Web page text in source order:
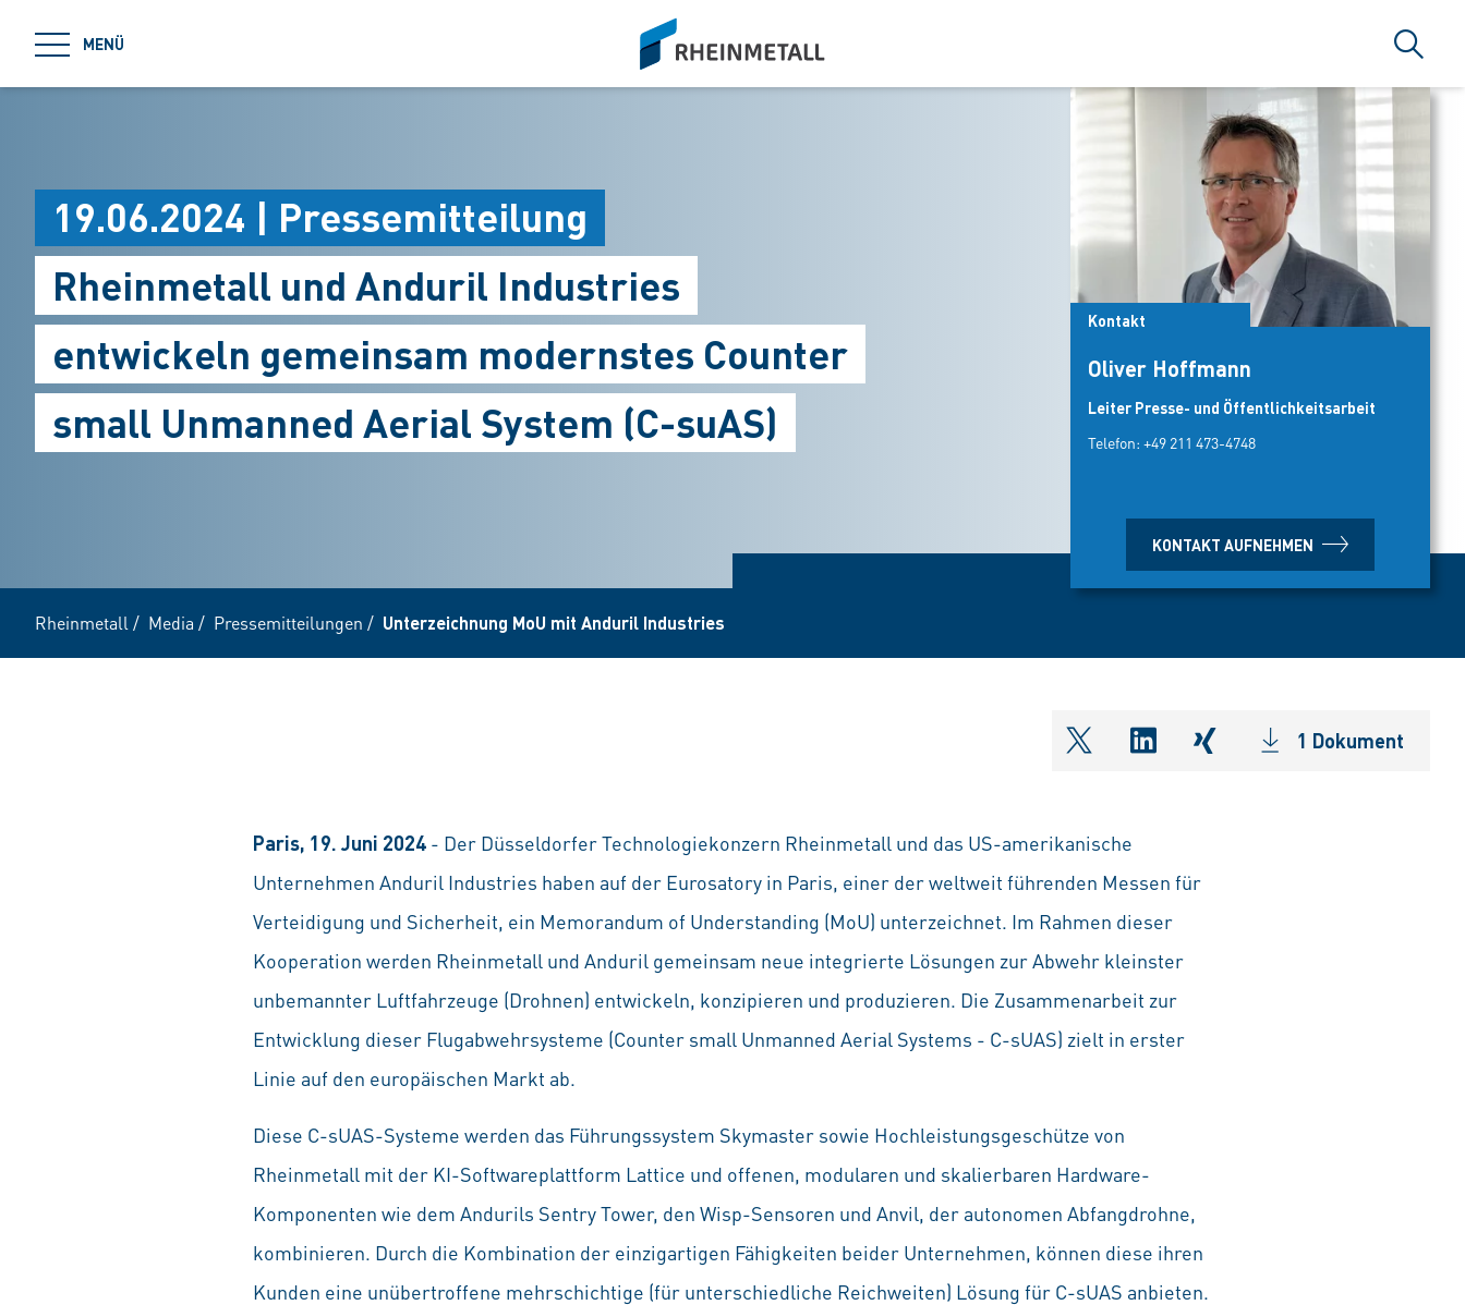
MENÜ
siteLogo
Suche
Kontakt
Oliver Hoffmann
Leiter Presse- und Öffentlichkeitsarbeit
Telefon: +49 211 473-4748
KONTAKT AUFNEHMEN
19.06.2024 | Pressemitteilung
Rheinmetall und Anduril Industries
entwickeln gemeinsam modernstes Counter
small Unmanned Aerial System (C-suAS)
Rheinmetall / Media / Pressemitteilungen / Unterzeichnung MoU mit Anduril Industries
shareOntwitter
shareOnlinkedIn
shareOnxing1 Dokument
Paris, 19. Juni 2024 - Der Düsseldorfer Technologiekonzern Rheinmetall und das US-amerikanische
Unternehmen Anduril Industries haben auf der Eurosatory in Paris, einer der weltweit führenden Messen für
Verteidigung und Sicherheit, ein Memorandum of Understanding (MoU) unterzeichnet. Im Rahmen dieser
Kooperation werden Rheinmetall und Anduril gemeinsam neue integrierte Lösungen zur Abwehr kleinster
unbemannter Luftfahrzeuge (Drohnen) entwickeln, konzipieren und produzieren. Die Zusammenarbeit zur
Entwicklung dieser Flugabwehrsysteme (Counter small Unmanned Aerial Systems - C-sUAS) zielt in erster
Linie auf den europäischen Markt ab.
Diese C-sUAS-Systeme werden das Führungssystem Skymaster sowie Hochleistungsgeschütze von
Rheinmetall mit der KI-Softwareplattform Lattice und offenen, modularen und skalierbaren Hardware-
Komponenten wie dem Andurils Sentry Tower, den Wisp-Sensoren und Anvil, der autonomen Abfangdrohne,
kombinieren. Durch die Kombination der einzigartigen Fähigkeiten beider Unternehmen, können diese ihren
Kunden eine unübertroffene mehrschichtige (für unterschiedliche Reichweiten) Lösung für C-sUAS anbieten.